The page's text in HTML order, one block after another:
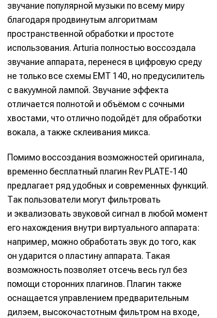
звучание популярной музыки по всему миру
благодаря продвинутым алгоритмам
пространственной обработки и простоте
использования. Arturia полностью воссоздала
звучание аппарата, перенеся в цифровую среду
не только все схемы EMT 140, но предусилитель
с вакуумной лампой. Звучание эффекта
отличается полнотой и объёмом с сочными
хвостами, что отлично подойдёт для обработки
вокала, а также склеивания микса.
Помимо воссоздания возможностей оригинала,
временно бесплатный плагин Rev PLATE-140
предлагает ряд удобных и современных функций.
Так пользователи могут фильтровать
и эквализовать звуковой сигнал в любой момент
его нахождения внутри виртуального аппарата:
например, можно обработать звук до того, как
он ударится о пластину аппарата. Такая
возможность позволяет отсечь весь гул без
помощи сторонних плагинов. Плагин также
оснащается управлением предварительным
дилэем, высокочастотным фильтром на входе,